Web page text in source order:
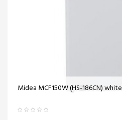
Midea MCF150W (HS-186CN) white